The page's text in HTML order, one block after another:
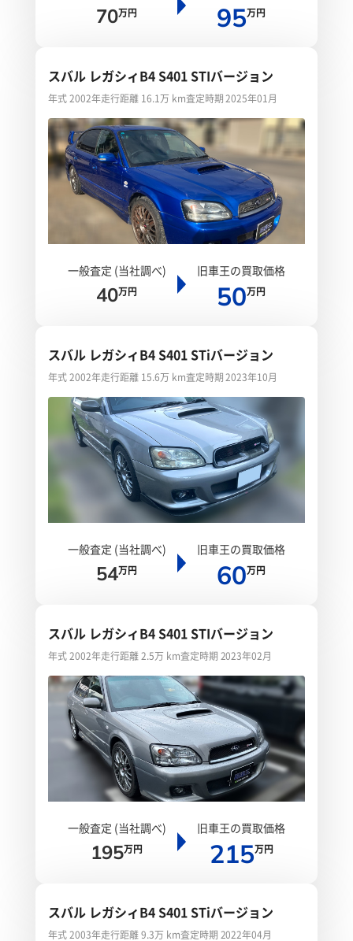
70万円 95万円
スバル レガシィB4 S401 STIバージョン
年式 2002年走行距離 16.1万 km査定時期 2025年01月
一般査定 (当社調べ)
40万円
旧車王の買取価格
50万円
スバル レガシィB4 S401 STiバージョン
年式 2002年走行距離 15.6万 km査定時期 2023年10月
一般査定 (当社調べ)
54万円
旧車王の買取価格
60万円
スバル レガシィB4 S401 STIバージョン
年式 2002年走行距離 2.5万 km査定時期 2023年02月
一般査定 (当社調べ)
195万円
旧車王の買取価格
215万円
スバル レガシィB4 S401 STiバージョン
年式 2003年走行距離 9.3万 km査定時期 2022年04月